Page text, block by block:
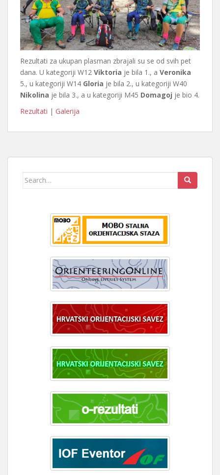
Rezultati za ukupan plasman zbrajali su se od svih pet
dana. U kategoriji W12 Viktoria je bila 1., a Veronika
5., u kategoriji W14 Gloria je bila 2., u kategoriji W40
Nikolina je bila 3., a u kategoriji M45 Domagoj je bio 4.
Rezultati | Galerija
Search